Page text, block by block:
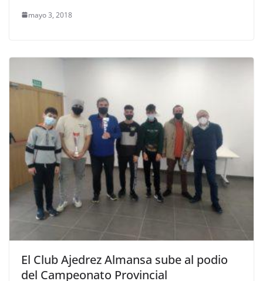
mayo 3, 2018
El Club Ajedrez Almansa sube al podio
del Campeonato Provincial